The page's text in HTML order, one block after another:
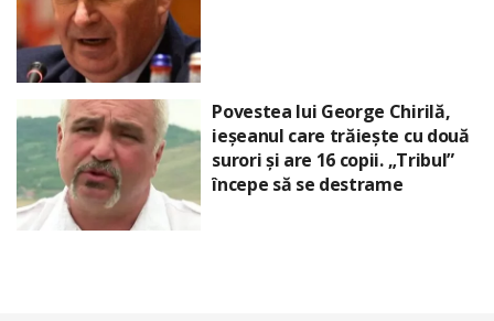
Povestea lui George Chirilă,
ieșeanul care trăiește cu două
surori și are 16 copii. „Tribul”
începe să se destrame